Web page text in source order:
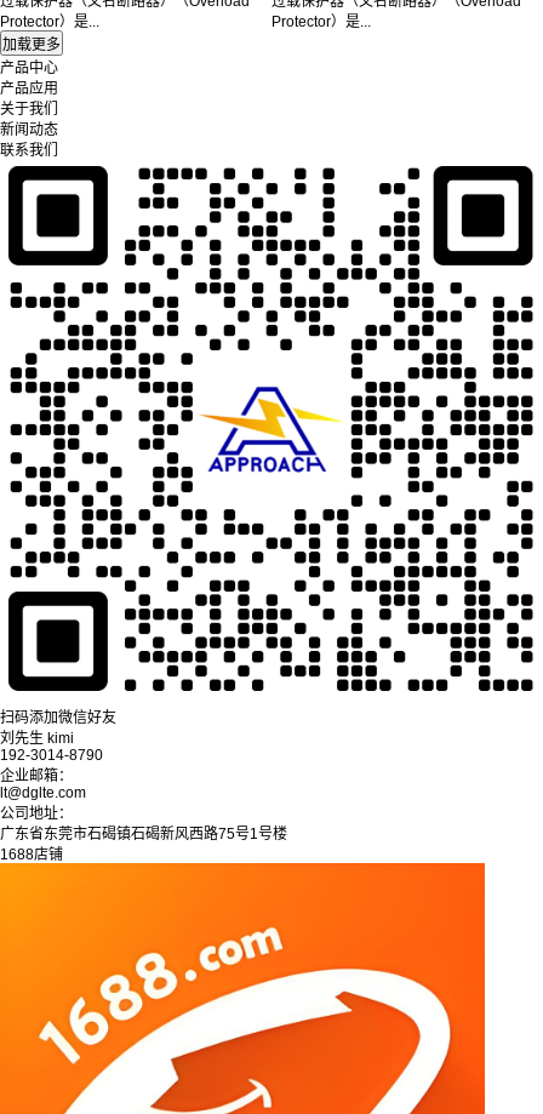
Protector）是...
Protector）是...
产品中心
产品应用
关于我们
新闻动态
联系我们
扫码添加微信好友
刘先生 kimi
192-3014-8790
企业邮箱：
lt@dglte.com
公司地址：
广东省东莞市石碣镇石碣新风西路75号1号楼
1688店铺